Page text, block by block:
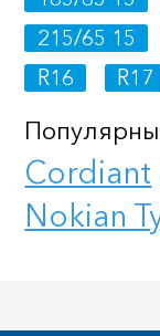
215/65 15
R16
R17
Cordiant
Nokian